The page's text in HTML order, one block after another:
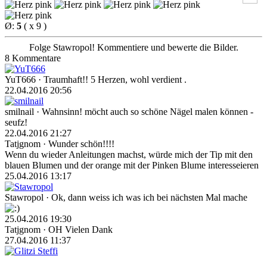
Ø: 5 ( x 9 )
Folge Stawropol! Kommentiere und bewerte die Bilder.
8 Kommentare
YuT666 · Traumhaft!! 5 Herzen, wohl verdient .
22.04.2016 20:56
smilnail · Wahnsinn! möcht auch so schöne Nägel malen können -
seufz!
22.04.2016 21:27
Tatjgnom · Wunder schön!!!!
Wenn du wieder Anleitungen machst, würde mich der Tip mit den
blauen Blumen und der orange mit der Pinken Blume interesseieren
25.04.2016 13:17
Stawropol · Ok, dann weiss ich was ich bei nächsten Mal mache
25.04.2016 19:30
Tatjgnom · OH Vielen Dank
27.04.2016 11:37